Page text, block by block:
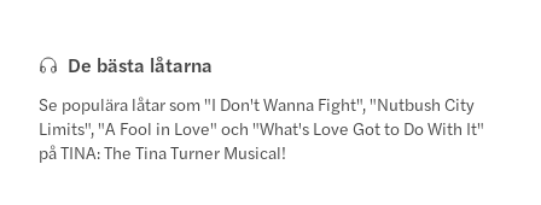
De bästa låtarna
Se populära låtar som "I Don't Wanna Fight", "Nutbush City
Limits", "A Fool in Love" och "What's Love Got to Do With It"
på TINA: The Tina Turner Musical!